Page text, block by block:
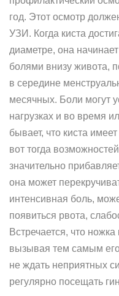
год. Этот осмотр
УЗИ. Когда киста
диаметре, она
болями внизу живота,
в середине
месячных. Боли могут
нагрузках и во время
бывает, что киста
вот тогда
значительно
она может
интенсивная боль,
появиться рвота,
Встречается, что
вызывая тем самым
не ждать неприятных
регулярно посещать